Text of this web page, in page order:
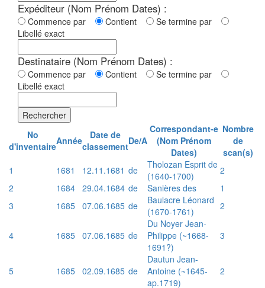
Expéditeur (Nom Prénom Dates) :
Commence par Contient
Se termine par
Libellé exact
Destinataire (Nom Prénom Dates) :
Commence par Contient
Se termine par
Libellé exact
Rechercher
No
d'inventaireAnnée
Date de
classementDe/A
Correspondant-e
(Nom Prénom
Dates)
Nombre
de
scan(s)
1
1681 12.11.1681 de
Tholozan Esprit de
(1640-1700)
2
2
1684 29.04.1684 de Sanières des
1
3
1685 07.06.1685 de
Baulacre Léonard
(1670-1761)
2
4 1685 07.06.1685 de
Du Noyer Jean-
Philippe (~1668-
1691?)
3
5 1685 02.09.1685 de
Dautun Jean-
Antoine (~1645-
ap.1719)
2